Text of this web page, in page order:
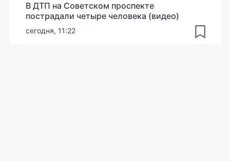
В ДТП на Советском проспекте
пострадали четыре человека (видео)
сегодня, 11:22